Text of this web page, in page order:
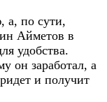
а, по сути,
Айметов в
удобства.
он заработал, а
и получит